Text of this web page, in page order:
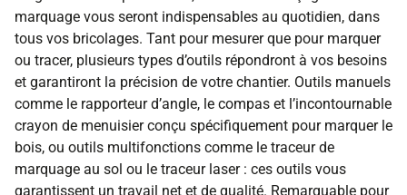
marquage vous seront indispensables au quotidien, dans
tous vos bricolages. Tant pour mesurer que pour marquer
ou tracer, plusieurs types d’outils répondront à vos besoins
et garantiront la précision de votre chantier. Outils manuels
comme le rapporteur d’angle, le compas et l’incontournable
crayon de menuisier conçu spécifiquement pour marquer le
bois, ou outils multifonctions comme le traceur de
marquage au sol ou le traceur laser : ces outils vous
garantissent un travail net et de qualité. Remarquable pour